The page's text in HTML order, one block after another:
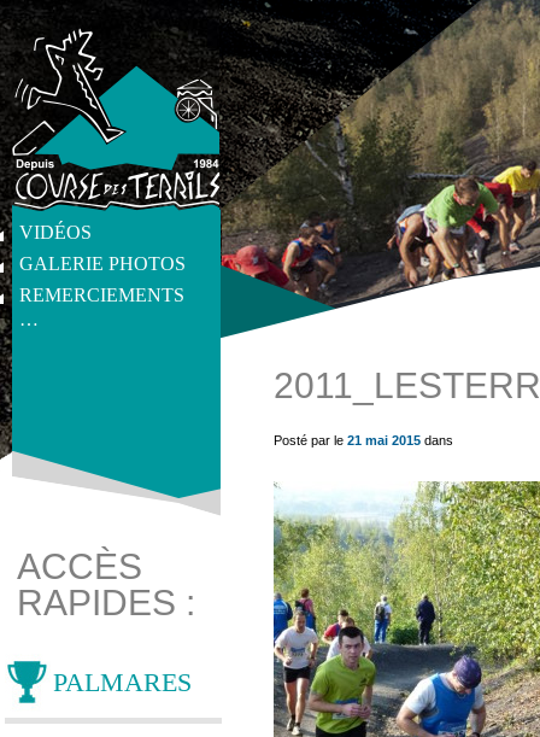
VIDÉOS
GALERIE PHOTOS
REMERCIEMENTS
…
get_post_meta(get_the_ID(), 'thumb', true) ?>
ACCÈS
RAPIDES :
PALMARES
Posté par le 21 mai 2015 dans